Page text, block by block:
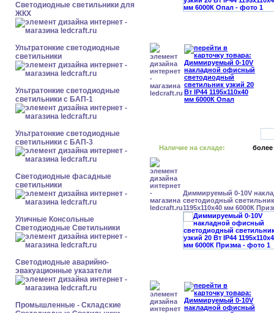
Светодиодные светильники для
ЖКХ
Ультратонкие светодиодные
светильники
Ультратонкие светодиодные
светильники с БАП-1
Ультратонкие светодиодные
светильники с БАП-3
Светодиодные фасадные
светильники
Уличные Консольные
Светодиодные Светильники
Светодиодные аварийно-
эвакуационные указатели
Промышленные - Складские
Наличие на складе: более
Диммируемый 0-10V
светодиодный светильник
1195x110x40 мм 6000К